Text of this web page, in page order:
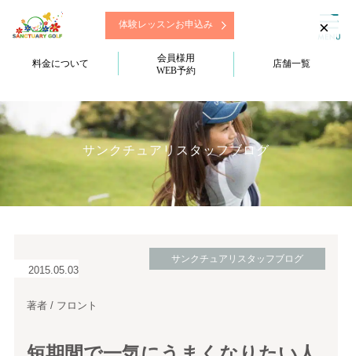
体験レッスンお申込み
料金について
会員様用
WEB予約
店舗一覧
サンクチュアリスタッフブログ
2015.05.03
サンクチュアリスタッフブログ
著者 / フロント
×